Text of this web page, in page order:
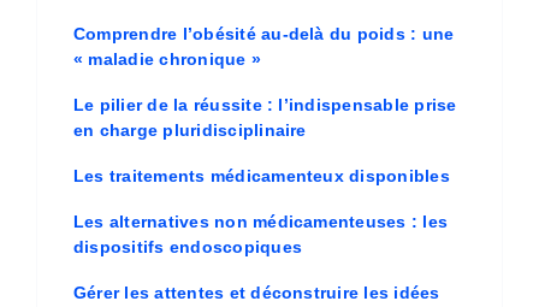
Comprendre l’obésité au-delà du poids : une
« maladie chronique »
Le pilier de la réussite : l’indispensable prise
en charge pluridisciplinaire
Les traitements médicamenteux disponibles
Les alternatives non médicamenteuses : les
dispositifs endoscopiques
Gérer les attentes et déconstruire les idées